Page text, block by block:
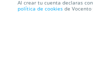
Entradas 2x1
Al crear tu cuenta declaras
política de cookies de Vocento